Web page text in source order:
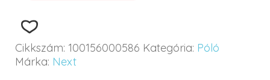
Cikkszám: 100156000586 Kategória: Póló
Márka: Next